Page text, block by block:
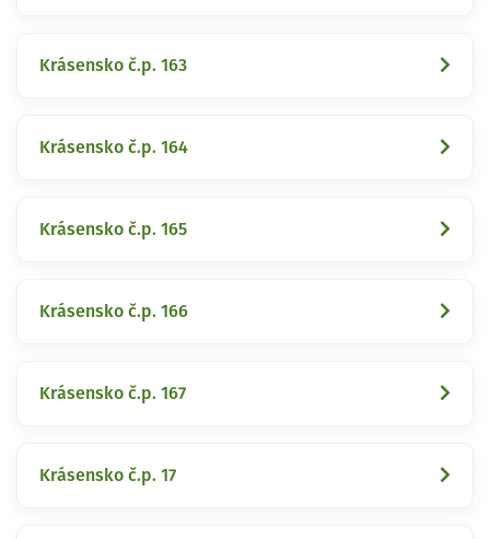
Krásensko č.p. 163
Krásensko č.p. 164
Krásensko č.p. 165
Krásensko č.p. 166
Krásensko č.p. 167
Krásensko č.p. 17